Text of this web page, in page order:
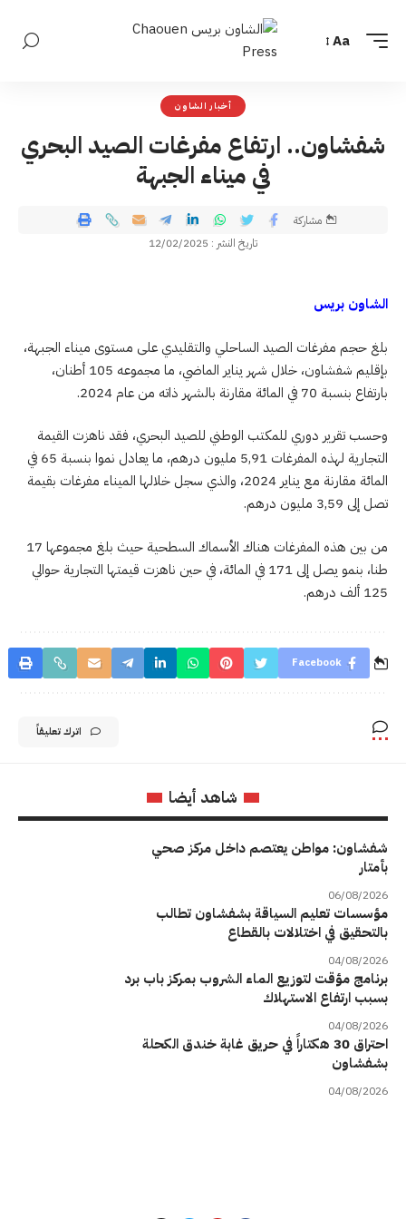
Aa
أخبار الشاون
شفشاون.. ارتفاع مفرغات الصيد البحري
في ميناء الجبهة
تاريخ النشر : 12/02/2025
مشاركة
الشاون بريس
بلغ حجم مفرغات الصيد الساحلي والتقليدي على مستوى ميناء الجبهة،
بإقليم شفشاون، خلال شهر يناير الماضي، ما مجموعه 105 أطنان،
بارتفاع بنسبة 70 في المائة مقارنة بالشهر ذاته من عام 2024.
وحسب تقرير دوري للمكتب الوطني للصيد البحري، فقد ناهزت القيمة
التجارية لهذه المفرغات 5,91 مليون درهم، ما يعادل نموا بنسبة 65 في
المائة مقارنة مع يناير 2024، والذي سجل خلالها الميناء مفرغات بقيمة
تصل إلى 3,59 مليون درهم.
من بين هذه المفرغات هناك الأسماك السطحية حيث بلغ مجموعها 17
طنا، بنمو يصل إلى 171 في المائة، في حين ناهزت قيمتها التجارية حوالي
125 ألف درهم.
Facebook
اترك تعليقاً
شاهد أيضا
شفشاون: مواطن يعتصم داخل مركز صحي
بأمتار
06/08/2026
مؤسسات تعليم السياقة بشفشاون تطالب
بالتحقيق في اختلالات بالقطاع
04/08/2026
برنامج مؤقت لتوزيع الماء الشروب بمركز باب برد
بسبب ارتفاع الاستهلاك
04/08/2026
احتراق 30 هكتاراً في حريق غابة خندق الكحلة
بشفشاون
04/08/2026